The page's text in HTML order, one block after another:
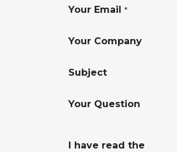
Your Email *
Your Company
Subject
Your Question
I have read the